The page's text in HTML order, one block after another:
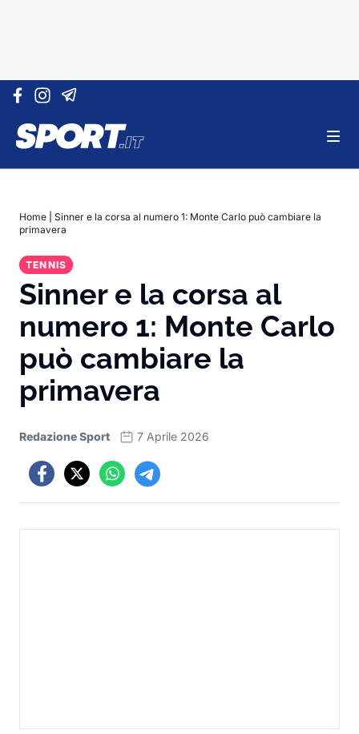
Vai al contenuto
Home
Sinner e la corsa al numero 1: Monte Carlo può cambiare la
primavera
TENNIS
Sinner e la corsa al
numero 1: Monte Carlo
può cambiare la
primavera
Redazione Sport 7 Aprile 2026